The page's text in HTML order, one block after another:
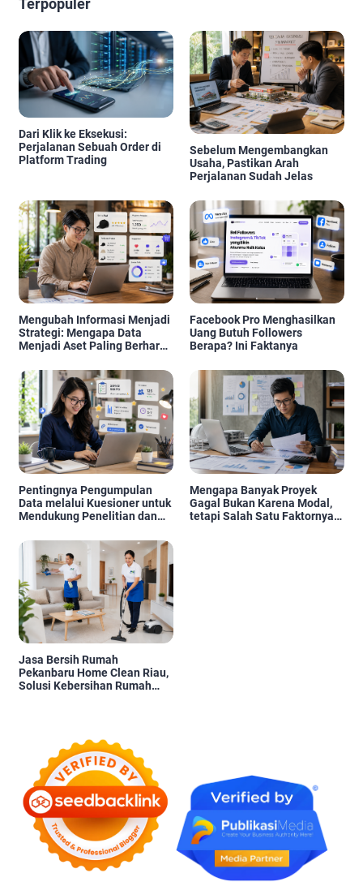
Terpopuler
Dari Klik ke Eksekusi:
Perjalanan Sebuah Order di
Platform Trading
Sebelum Mengembangkan
Usaha, Pastikan Arah
Perjalanan Sudah Jelas
Mengubah Informasi Menjadi
Strategi: Mengapa Data
Menjadi Aset Paling Berharga
Facebook Pro Menghasilkan
Uang Butuh Followers
Berapa? Ini Faktanya
Pentingnya Pengumpulan
Data melalui Kuesioner untuk
Mendukung Penelitian dan
Mengapa Banyak Proyek
Gagal Bukan Karena Modal,
tetapi Salah Satu Faktornya
Jasa Bersih Rumah
Pekanbaru Home Clean Riau,
Solusi Kebersihan Rumah